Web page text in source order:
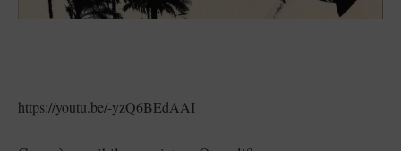
https://youtu.be/-yzQ6BEdAAI